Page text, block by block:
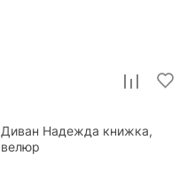
Диван Надежда книжка,
велюр